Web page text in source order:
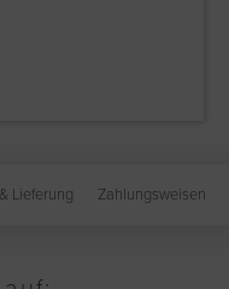
Lieferung Zahlungsweisen